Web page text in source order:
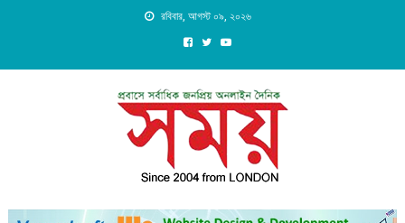
রবিবার, আগস্ট ০৯, ২০২৬
Daily Shomoy, Since 2004